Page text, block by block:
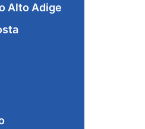
Alto Adige